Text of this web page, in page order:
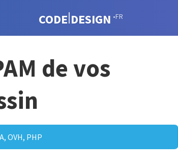
CODE DESIGN •FR
de vos
, OVH, PHP